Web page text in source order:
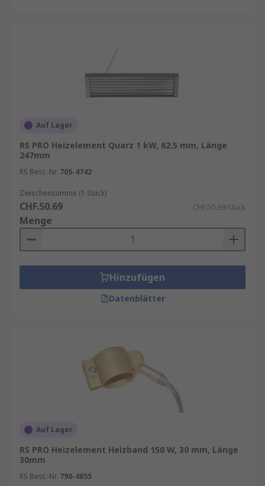
Auf Lager
RS PRO Heizelement Quarz 1 kW, 62.5 mm, Länge
247mm
RS Best.-Nr. 705-4742
Zwischensumme (1 Stück)
CHF.50.69 CHF.50.69/Stück
Menge
Hinzufügen
Datenblätter
Auf Lager
RS PRO Heizelement Heizband 150 W, 30 mm, Länge
30mm
RS Best.-Nr. 790-4855